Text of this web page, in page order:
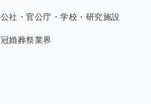
公社・官公庁・学校・研究施設
冠婚葬祭業界